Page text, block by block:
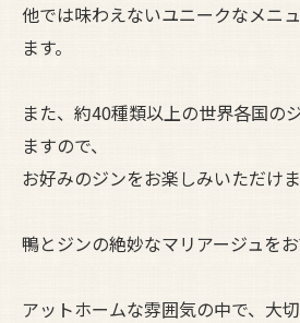
他では味わえないユニークなメニ
ます。
また、約40種類以上の世界各国の
ますので、
お好みのジンをお楽しみいただけ
鴨とジンの絶妙なマリアージュをお
アットホームな雰囲気の中で、大